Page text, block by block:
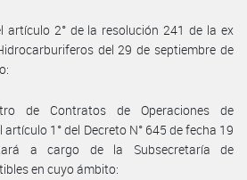
artículo 2° de la resolución 241 de la ex
del 29 de septiembre de
de Contratos de Operaciones de
1° del Decreto N° 645 de fecha 19
a cargo de la Subsecretaría de
en cuyo ámbito: